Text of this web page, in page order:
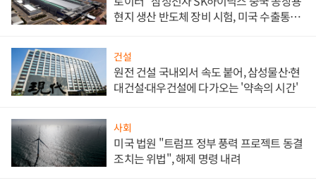
현지 생산 반도체 장비 시험, 미국 수출통제
건설
원전 건설 국내외서 속도 붙어, 삼성물산·현
대건설·대우건설에 다가오는 '약속의 시간'
사회
미국 법원 "트럼프 정부 풍력 프로젝트 동결
조치는 위법", 해제 명령 내려